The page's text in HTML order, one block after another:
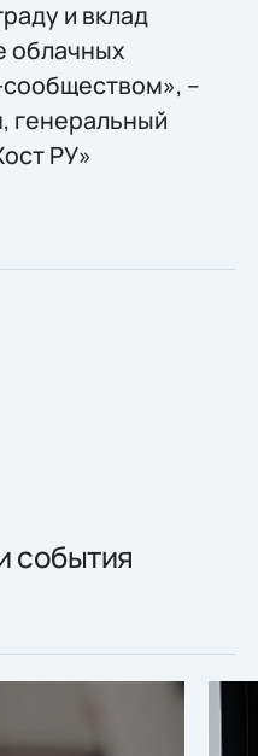
и вклад
облачных
–
генеральный
РУ»
события